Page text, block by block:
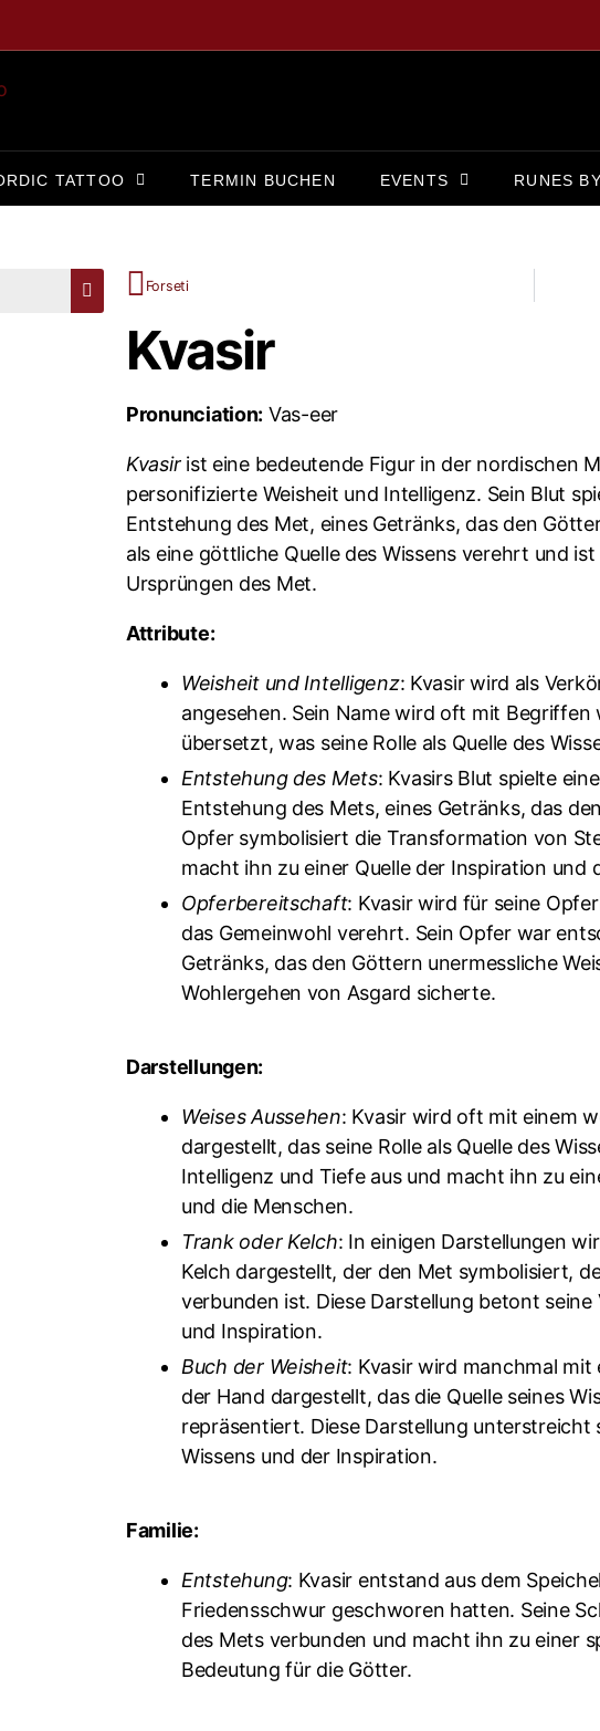
TATTOO TERMIN BUCHEN EVENTS RUNES
Forseti
Kvasir
Pronunciation: Vas-eer
Kvasirist eine bedeutende Figur in der nordischen
personifizierte Weisheit und Intelligenz. Sein Blut
Entstehung des Met, eines Getränks, das den
als eine göttliche Quelle des Wissens verehrt und
Ursprüngen des Met.
Attribute:
Weisheit und Intelligenz: Kvasir wird als
angesehen. Sein Name wird oft mit Begriffen
übersetzt, was seine Rolle als Quelle des
Entstehung des Mets: Kvasirs Blut spielte
Entstehung des Mets, eines Getränks, das
Opfer symbolisiert die Transformation von
macht ihn zu einer Quelle der Inspiration und
Opferbereitschaft: Kvasir wird für seine
das Gemeinwohl verehrt. Sein Opfer war
Getränks, das den Göttern unermessliche
Wohlergehen von Asgard sicherte.
Darstellungen:
Weises Aussehen: Kvasir wird oft mit einem
dargestellt, das seine Rolle als Quelle des
Intelligenz und Tiefe aus und macht ihn zu
und die Menschen.
Trank oder Kelch: In einigen Darstellungen
Kelch dargestellt, der den Met symbolisiert,
verbunden ist. Diese Darstellung betont
und Inspiration.
Buch der Weisheit: Kvasir wird manchmal
der Hand dargestellt, das die Quelle seines
repräsentiert. Diese Darstellung unterstreicht
Wissens und der Inspiration.
Familie:
Entstehung: Kvasir entstand aus dem
Friedensschwur geschworen hatten. Seine
des Mets verbunden und macht ihn zu einer
Bedeutung für die Götter.